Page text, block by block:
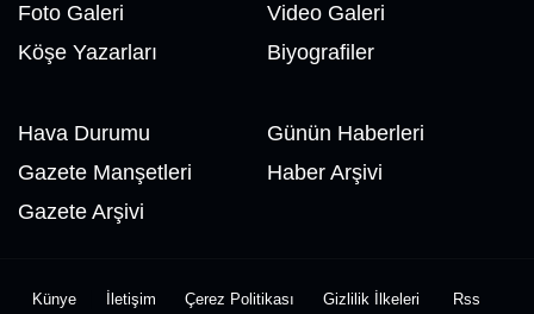
Foto Galeri
Video Galeri
Köşe Yazarları
Biyografiler
Hava Durumu
Günün Haberleri
Gazete Manşetleri
Haber Arşivi
Gazete Arşivi
Künye İletişim Çerez Politikası Gizlilik İlkeleri Rss